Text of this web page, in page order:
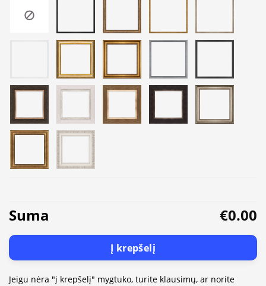
Suma €0.00
Į krepšelį
Jeigu nėra "į krepšelį" mygtuko, turite klausimų, ar norite